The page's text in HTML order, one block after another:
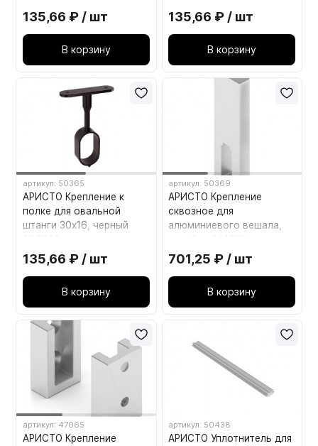
135,66 ₽ / шт
В корзину
135,66 ₽ / шт
В корзину
артикул: 50365
АРИСТО Крепление к
полке для овальной
штанги 30х16, черный
135,66 ₽ / шт
В корзину
артикул: 50369
АРИСТО Крепление
сквозное для
алюминиевого вешала,
701,25 ₽ / шт
В корзину
артикул: 47065
АРИСТО Крепление
артикул: 50438
АРИСТО Уплотнитель для